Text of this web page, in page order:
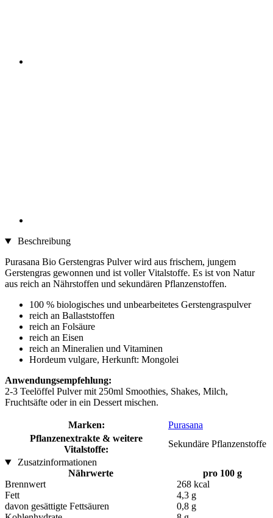
Beschreibung
Purasana Bio Gerstengras Pulver wird aus frischem, jungem
Gerstengras gewonnen und ist voller Vitalstoffe. Es ist von Natur
aus reich an Nährstoffen und sekundären Pflanzenstoffen.
100 % biologisches und unbearbeitetes Gerstengraspulver
reich an Ballaststoffen
reich an Folsäure
reich an Eisen
reich an Mineralien und Vitaminen
Hordeum vulgare, Herkunft: Mongolei
Anwendungsempfehlung:
2-3 Teelöffel Pulver mit 250ml Smoothies, Shakes, Milch,
Fruchtsäfte oder in ein Dessert mischen.
Marken:
Purasana
Pflanzenextrakte & weitere
Vitalstoffe:
Sekundäre Pflanzenstoffe
Zusatzinformationen
Nährwerte
pro 100 g
Brennwert
268 kcal
Fett
4,3 g
davon gesättigte Fettsäuren
0,8 g